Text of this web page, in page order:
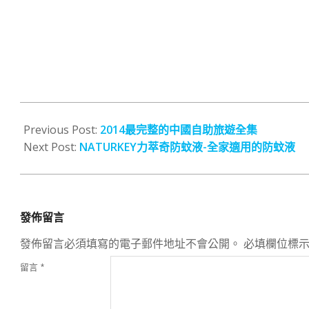
08-
23
Previous Post: 2014最完整的中國自助旅遊全集
Next Post: NATURKEY力萃奇防蚊液-全家適用的防蚊液
發佈留言
發佈留言必須填寫的電子郵件地址不會公開。 必填欄位標
留言 *